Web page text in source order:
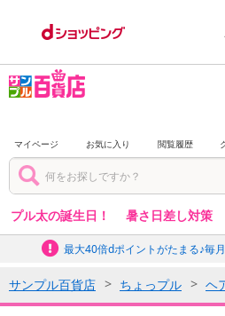
マイページ お気に入り 閲覧履歴
プル太の誕生日！ 暑さ日差し対策
最大40倍dポイントがたまる♪毎
サンプル百貨店 ちょっプル ヘ